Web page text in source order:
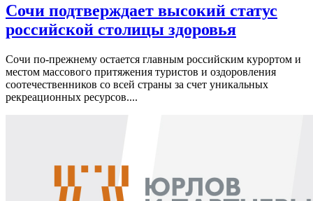
Сочи подтверждает высокий статус
российской столицы здоровья
Сочи по-прежнему остается главным российским курортом и
местом массового притяжения туристов и оздоровления
соотечественников со всей страны за счет уникальных
рекреационных ресурсов....